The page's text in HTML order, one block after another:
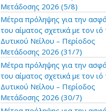
Μετάδοσης 2026 (5/8)
Μέτρα πρόληψης για την
του αίματος σχετικά με τον ιό
Δυτικού Νείλου – Περίοδος
Μετάδοσης 2026 (31/7)
Μέτρα πρόληψης για την
του αίματος σχετικά με τον ιό
Δυτικού Νείλου – Περίοδος
Μετάδοσης 2026 (30/7)